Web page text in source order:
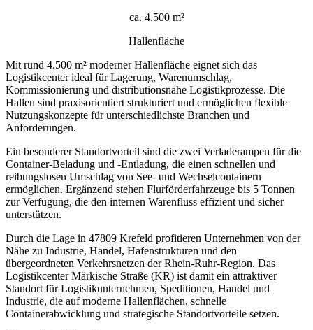
ca. 4.500 m²
Hallenfläche
Mit rund 4.500 m² moderner Hallenfläche eignet sich das
Logistikcenter ideal für Lagerung, Warenumschlag,
Kommissionierung und distributionsnahe Logistikprozesse. Die
Hallen sind praxisorientiert strukturiert und ermöglichen flexible
Nutzungskonzepte für unterschiedlichste Branchen und
Anforderungen.
Ein besonderer Standortvorteil sind die zwei Verladerampen für die
Container-Beladung und -Entladung, die einen schnellen und
reibungslosen Umschlag von See- und Wechselcontainern
ermöglichen. Ergänzend stehen Flurförderfahrzeuge bis 5 Tonnen
zur Verfügung, die den internen Warenfluss effizient und sicher
unterstützen.
Durch die Lage in 47809 Krefeld profitieren Unternehmen von der
Nähe zu Industrie, Handel, Hafenstrukturen und den
übergeordneten Verkehrsnetzen der Rhein-Ruhr-Region. Das
Logistikcenter Märkische Straße (KR) ist damit ein attraktiver
Standort für Logistikunternehmen, Speditionen, Handel und
Industrie, die auf moderne Hallenflächen, schnelle
Containerabwicklung und strategische Standortvorteile setzen.